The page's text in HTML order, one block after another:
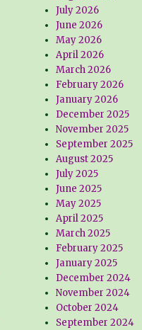
July 2026
June 2026
May 2026
April 2026
March 2026
February 2026
January 2026
December 2025
November 2025
September 2025
August 2025
July 2025
June 2025
May 2025
April 2025
March 2025
February 2025
January 2025
December 2024
November 2024
October 2024
September 2024